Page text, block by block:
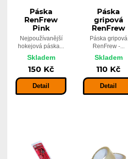
Páska
RenFrew
Pink
Nejpoužívanější
hokejová páska...
Skladem
150 Kč
Detail
Páska
gripová
RenFrew
Páska gripová
RenFrew -...
Skladem
110 Kč
Detail